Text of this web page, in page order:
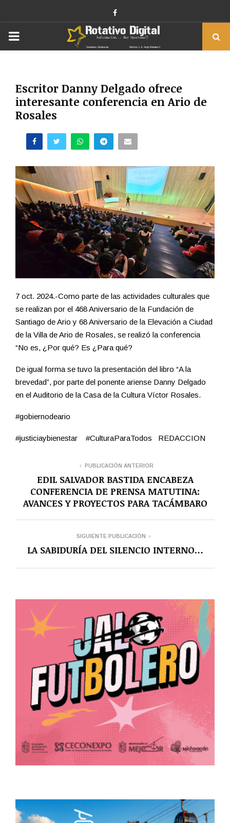
Facebook
PRIMARY
Escritor Danny Delgado ofrece
interesante conferencia en Ario de
Rosales
7 oct. 2024.-Como parte de las actividades culturales que
se realizan por el 468 Aniversario de la Fundación de
Santiago de Ario y 68 Aniversario de la Elevación a Ciudad
de la Villa de Ario de Rosales, se realizó la conferencia
“No es, ¿Por qué? Es ¿Para qué?
De igual forma se tuvo la presentación del libro “A la
brevedad”, por parte del ponente ariense Danny Delgado
en el Auditorio de la Casa de la Cultura Víctor Rosales.
#gobiernodeario
#justiciaybienestar #CulturaParaTodos REDACCION
PUBLICACIÓN ANTERIOR
EDIL SALVADOR BASTIDA ENCABEZA
CONFERENCIA DE PRENSA MATUTINA:
AVANCES Y PROYECTOS PARA TACÁMBARO
SIGUIENTE PUBLICACIÓN
LA SABIDURÍA DEL SILENCIO INTERNO…